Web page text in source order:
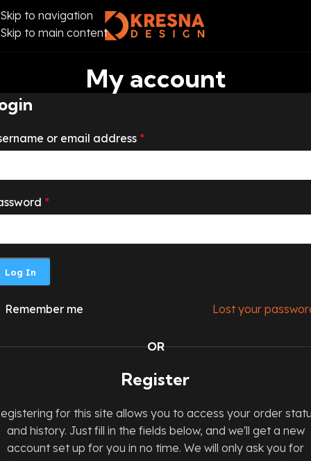
Skip to navigation
Skip to main content
My account
or email address *
*
Log In
Lost your
Remember me
OR
Register
for this site allows you to access your order
and history. Just fill in the fields below, and we'll get a new
account set up for you in no time. We will only ask you for